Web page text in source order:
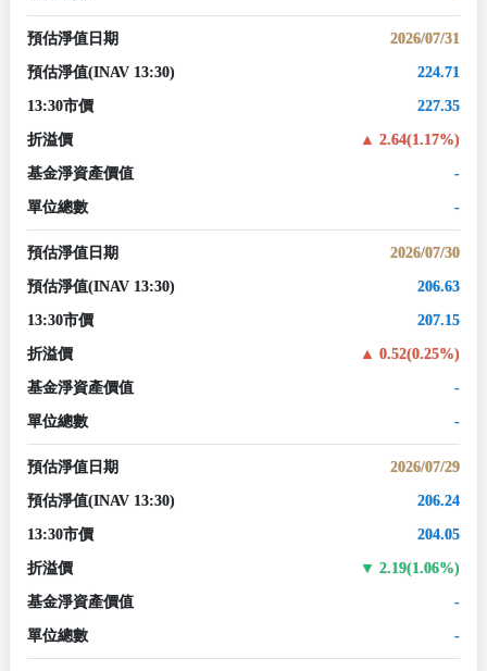
預估淨值日期 2026/07/31
預估淨值(INAV 13:30) 224.71
13:30市價 227.35
折溢價 2.64(1.17%)
基金淨資產價值 -
單位總數 -
預估淨值日期 2026/07/30
預估淨值(INAV 13:30) 206.63
13:30市價 207.15
折溢價 0.52(0.25%)
基金淨資產價值 -
單位總數 -
預估淨值日期 2026/07/29
預估淨值(INAV 13:30) 206.24
13:30市價 204.05
折溢價 2.19(1.06%)
基金淨資產價值 -
單位總數 -